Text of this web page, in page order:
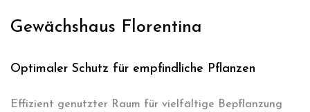
Gewächshaus Florentina
Optimaler Schutz für empfindliche Pflanzen
Effizient genutzter Raum für vielfältige Bepflanzung